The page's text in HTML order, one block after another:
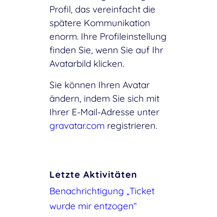
Profil, das vereinfacht die
spätere Kommunikation
enorm. Ihre Profileinstellung
finden Sie, wenn Sie auf Ihr
Avatarbild klicken.
Sie können Ihren Avatar
ändern, indem Sie sich mit
Ihrer E-Mail-Adresse unter
gravatar.com registrieren.
Letzte Aktivitäten
Benachrichtigung „Ticket
wurde mir entzogen“